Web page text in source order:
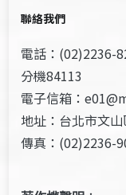
聯絡我們
電話：(02)2236-
分機84113
電子信箱：
地址：台北市文
傳真：(02)2236-